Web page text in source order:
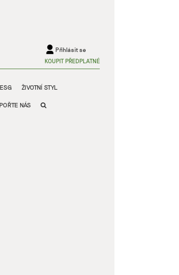
Přihlásit se
KOUPIT PŘEDPLATNÉ
ESG ŽIVOTNÍ STYL
NÁS